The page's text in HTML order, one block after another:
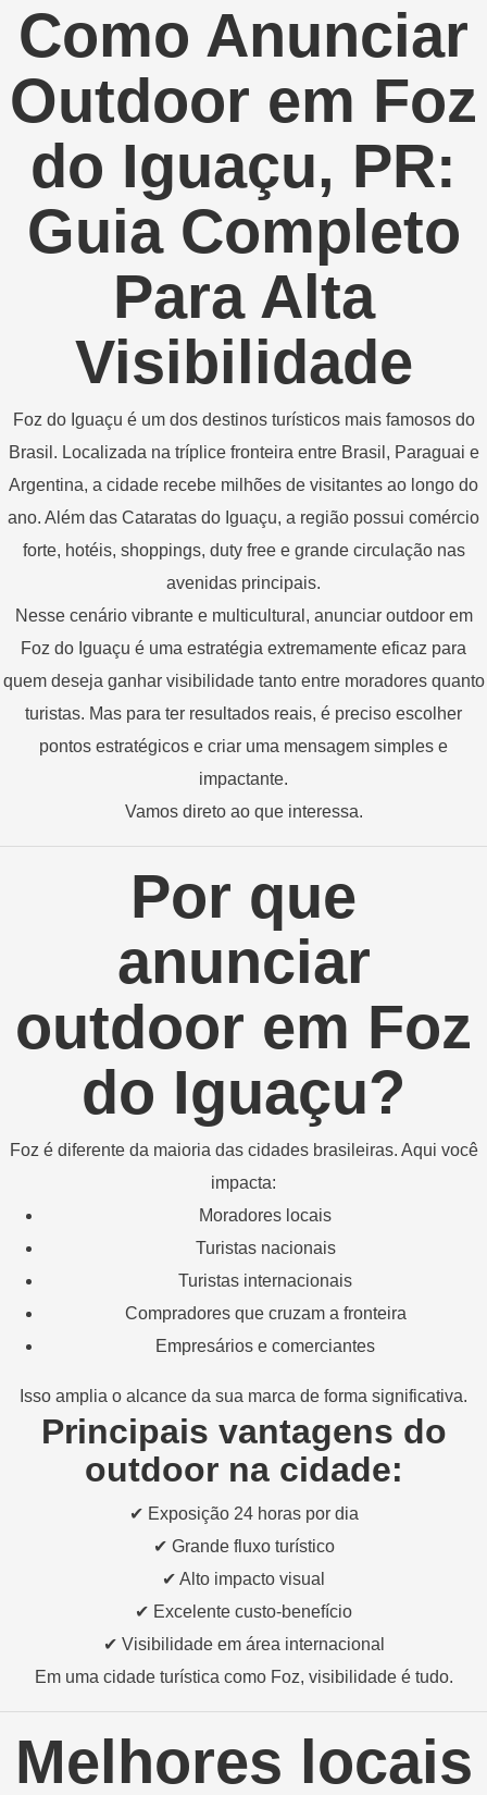
Como Anunciar
Outdoor em Foz
do Iguaçu, PR:
Guia Completo
Para Alta
Visibilidade
Foz do Iguaçu é um dos destinos turísticos mais famosos do
Brasil. Localizada na tríplice fronteira entre Brasil, Paraguai e
Argentina, a cidade recebe milhões de visitantes ao longo do
ano. Além das Cataratas do Iguaçu, a região possui comércio
forte, hotéis, shoppings, duty free e grande circulação nas
avenidas principais.
Nesse cenário vibrante e multicultural, anunciar outdoor em
Foz do Iguaçu é uma estratégia extremamente eficaz para
quem deseja ganhar visibilidade tanto entre moradores quanto
turistas. Mas para ter resultados reais, é preciso escolher
pontos estratégicos e criar uma mensagem simples e
impactante.
Vamos direto ao que interessa.
Por que
anunciar
outdoor em Foz
do Iguaçu?
Foz é diferente da maioria das cidades brasileiras. Aqui você
impacta:
Moradores locais
Turistas nacionais
Turistas internacionais
Compradores que cruzam a fronteira
Empresários e comerciantes
Isso amplia o alcance da sua marca de forma significativa.
Principais vantagens do
outdoor na cidade:
✔ Exposição 24 horas por dia
✔ Grande fluxo turístico
✔ Alto impacto visual
✔ Excelente custo-benefício
✔ Visibilidade em área internacional
Em uma cidade turística como Foz, visibilidade é tudo.
Melhores locais